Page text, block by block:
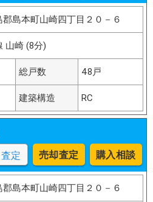
郡島本町山崎四丁目２０－６
山崎 (8分)
総戸数 48戸
建築構造 RC
定 売却査定 購入相談
郡島本町山崎四丁目２０－６